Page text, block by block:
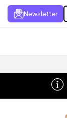
Newsletter